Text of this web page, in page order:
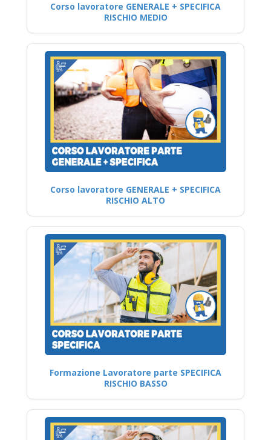
Corso lavoratore GENERALE + SPECIFICA
RISCHIO MEDIO
Corso lavoratore GENERALE + SPECIFICA
RISCHIO ALTO
Formazione Lavoratore parte SPECIFICA
RISCHIO BASSO